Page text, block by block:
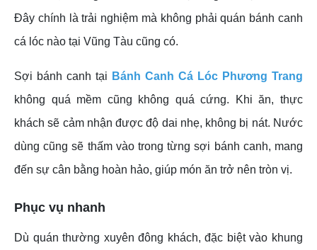
Đây chính là trải nghiệm mà không phải quán bánh canh
cá lóc nào tại Vũng Tàu cũng có.
Sợi bánh canh tại Bánh Canh Cá Lóc Phương Trang
không quá mềm cũng không quá cứng. Khi ăn, thực
khách sẽ cảm nhận được độ dai nhẹ, không bị nát. Nước
dùng cũng sẽ thấm vào trong từng sợi bánh canh, mang
đến sự cân bằng hoàn hảo, giúp món ăn trở nên tròn vị.
Phục vụ nhanh
Dù quán thường xuyên đông khách, đặc biệt vào khung